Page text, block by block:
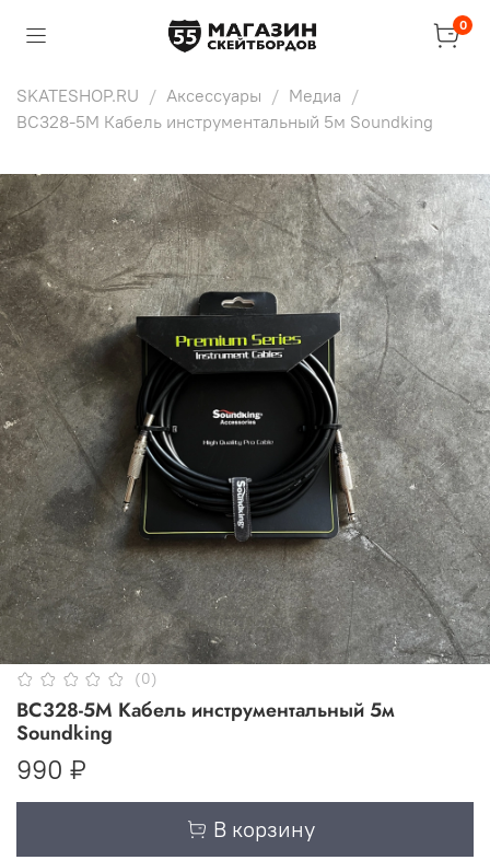
0
SKATESHOP.RU Аксессуары
Медиа
BC328-5M Кабель инструментальный 5м Soundking
(0)
BC328-5M Кабель инструментальный 5м
Soundking
990 ₽
В корзину